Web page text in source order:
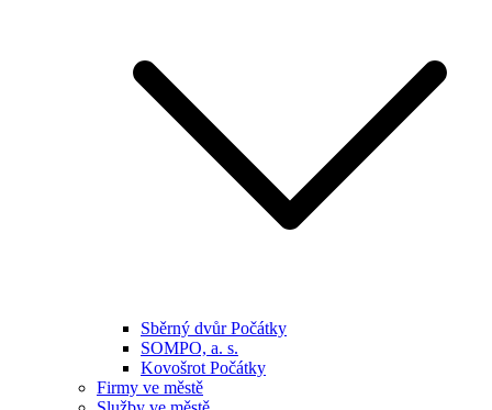
Sběrný dvůr Počátky
SOMPO, a. s.
Kovošrot Počátky
Firmy ve městě